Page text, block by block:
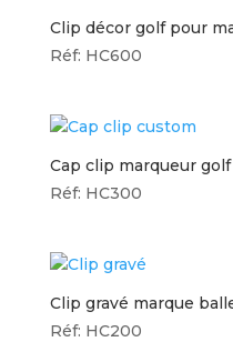
Clip décor golf pour
Réf: HC600
Cap clip marqueur
Réf: HC300
Clip gravé marque
Réf: HC200